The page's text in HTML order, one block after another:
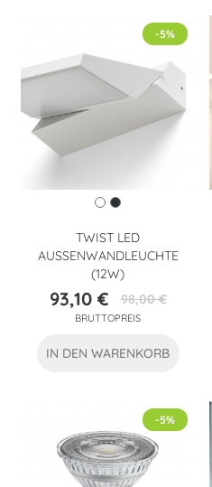
TWIST LED
AUSSENWANDLEUCHTE (
12W)
Preis
93,10 €Verkaufspreis
98,00 €
BRUTTOPREIS
-5%
IN DEN WARENKORB
-5%